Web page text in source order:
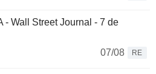
- Wall Street Journal - 7 de
07/08
RE